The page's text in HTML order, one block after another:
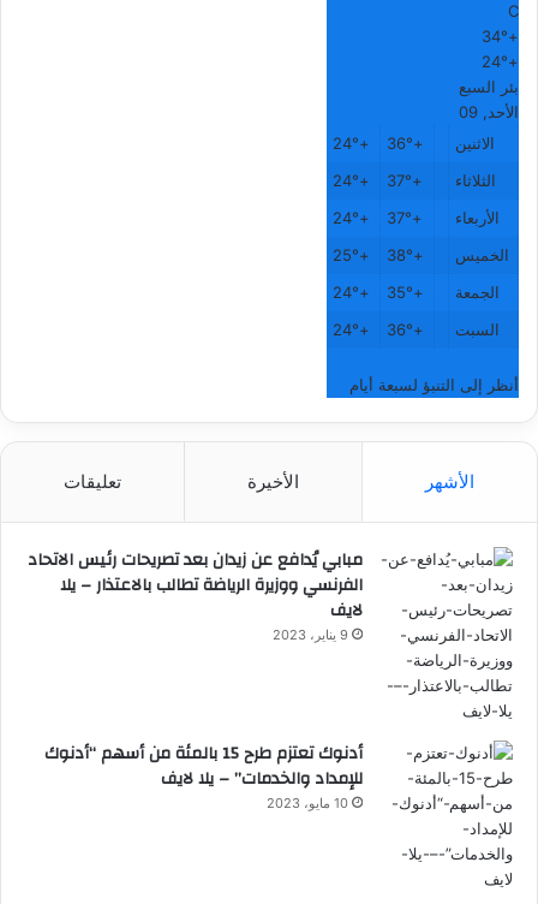
C
+
34°
+
24°
بئر السبع
الأحد, 09
الاثنين
+
36°
+
24°
الثلاثاء
+
37°
+
24°
الأربعاء
+
37°
+
24°
الخميس
+
38°
+
25°
الجمعة
+
35°
+
24°
السبت
+
36°
+
24°
أنظر إلى التنبؤ لسبعة أيام
الأشهر الأخيرة تعليقات
مبابي يُدافع عن زيدان بعد تصريحات رئيس الاتحاد
الفرنسي ووزيرة الرياضة تطالب بالاعتذار – يلا
لايف
9 يناير، 2023
أدنوك تعتزم طرح 15 بالمئة من أسهم “أدنوك
للإمداد والخدمات” – يلا لايف
10 مايو، 2023